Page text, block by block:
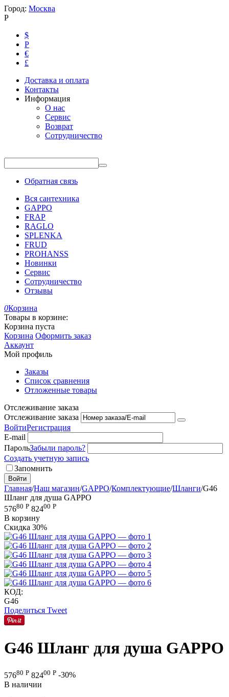
Город: Москва
Р
$
Р
€
£
Доставка и оплата
Контакты
Информация
О нас
Сервис
Возврат
Сотрудничество
Обратная связь
Вся сантехника
GAPPO
FRAP
RAGLO
SPLENKA
FRUD
PROHANSS
Новинки
Сервис
Сотрудничество
Отзывы
0Корзина
Товары в корзине:
Корзина пуста
Корзина Оформить заказ
Аккаунт
Мой профиль
Заказы
Список сравнения
Отложенные товары
Отслеживание заказа
Отслеживание заказа
ВойтиРегистрация
E-mail
ПарольЗабыли пароль?
Создать учетную запись
Запомнить
Войти
Главная/Наш магазин/GAPPO/Комплектующие/Шланги/G46
Шланг для душа GAPPO
57680 Р 82400 Р
В корзину
Скидка 30%
КОД:
G46
Поделиться Tweet
G46 Шланг для душа GAPPO
57680 Р 82400 Р -30%
В наличии